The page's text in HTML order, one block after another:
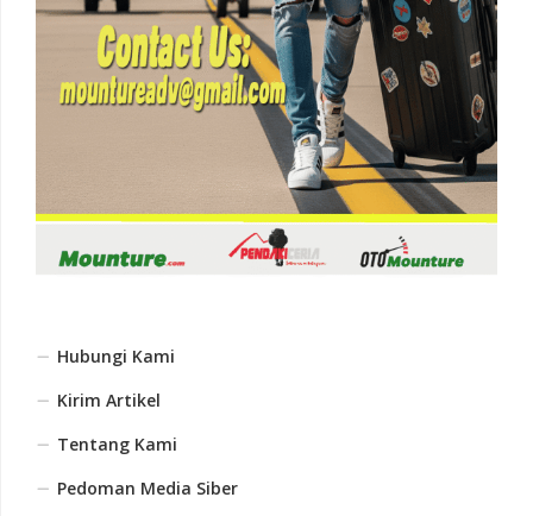
Hubungi Kami
Kirim Artikel
Tentang Kami
Pedoman Media Siber